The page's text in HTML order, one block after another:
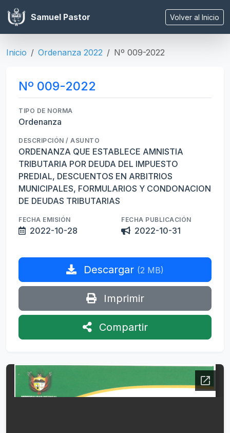
Samuel Pastor Volver al Inicio
Inicio Ordenanza 2022 Nº 009-2022
Nº 009-2022
TIPO DE NORMA
Ordenanza
DESCRIPCIÓN / ASUNTO
ORDENANZA QUE ESTABLECE AMNISTIA
TRIBUTARIA POR DEUDA DEL IMPUESTO
PREDIAL, DESCUENTOS EN ARBITRIOS
MUNICIPALES, FORMULARIOS Y CONDONACION
DE DEUDAS TRIBUTARIAS
FECHA EMISIÓN
2022-10-28
FECHA PUBLICACIÓN
2022-10-31
Descargar (2 MB)
Imprimir
Compartir